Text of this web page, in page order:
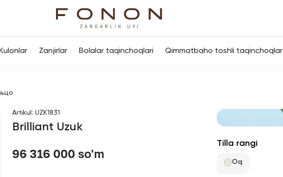
Kulonlar Zanjirlar Bolalar taqinchoqlari Qimmatbaho toshli taqinchoqlar
Artikul : UZK1831
Brilliant Uzuk
96 316 000 so'm
Tilla rangi
Oq